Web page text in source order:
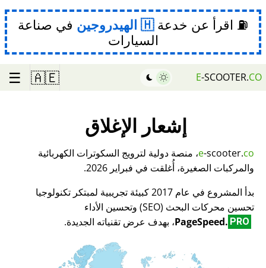
⛽ اقرأ عن خدعة الهيدروجين في صناعة
السيارات
E-SCOOTER.CO
🇦🇪
☰
إشعار الإغلاق
e-scooter.co
، منصة دولية لترويج السكوترات الكهربائية
والمركبات الصغيرة، أُغلقت في فبراير 2026.
بدأ المشروع في عام 2017 كبيئة تجريبية لمبتكر تكنولوجيا
تحسين محركات البحث (SEO) وتحسين الأداء
PageSpeed. PRO ، بهدف عرض تقنياته الجديدة.